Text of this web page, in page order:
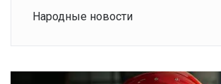
Народные новости